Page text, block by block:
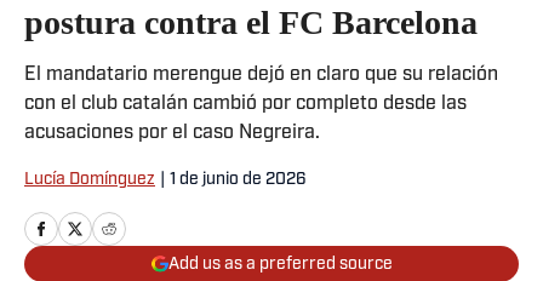
postura contra el FC Barcelona
El mandatario merengue dejó en claro que su relación
con el club catalán cambió por completo desde las
acusaciones por el caso Negreira.
Lucía Domínguez 1 de junio de 2026
Add us as a preferred source